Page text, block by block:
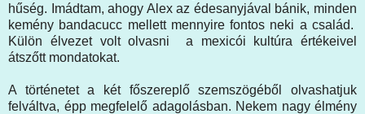
hűség. Imádtam, ahogy Alex az édesanyjával bánik, minden
kemény bandacucc mellett mennyire fontos neki a család.
Külön élvezet volt olvasni a mexicói kultúra értékeivel
átszőtt mondatokat.
A történetet a két főszereplő szemszögéből olvashatjuk
felváltva, épp megfelelő adagolásban. Nekem nagy élmény